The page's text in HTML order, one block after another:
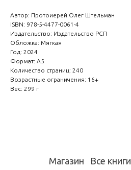
Автор: Протоиерей Олег Штельман
ISBN: 978-5-4477-0061-4
Издательство: Издательство РСП
Обложка: Мягкая
Год: 2024
Формат: А5
Количество страниц: 240
Возрастные ограничения: 16+
Вес: 299 г
Магазин Все книги